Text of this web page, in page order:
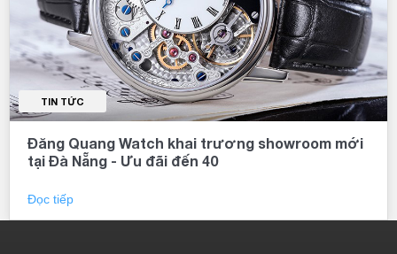
TIN TỨC
Đăng Quang Watch khai trương showroom mới
tại Đà Nẵng - Ưu đãi đến 40
Đọc tiếp